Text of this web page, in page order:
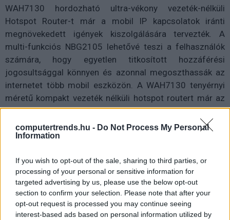
computertrends.hu - Do Not Process My Personal
Information
If you wish to opt-out of the sale, sharing to third parties, or
processing of your personal or sensitive information for
targeted advertising by us, please use the below opt-out
section to confirm your selection. Please note that after your
opt-out request is processed you may continue seeing
interest-based ads based on personal information utilized by
WAH7130 hordozható ultra-vékony vezeték-nélküli
Hotspot Router-t már a mobil IP kapcsolatok iránti
megnövekedett igények kiszolgálására tervezték. A
multi-funkciós NBG2105 lehetővé teszi a felhasználók
számára, hogy egyetlen titkosított hozzáférési
jogosultsággal könnyen és azonnal megoszthassák az
internetet több mobil eszközön. A WAH7130 tenyérnyi
méretű kompakt vezeték nélküli hotspot routert már az
úttörő 4G LTE technológiával fejlesztették ki. A NSA300
Cloud Media Server család funkciói nem csak otthoni
média könyvtárt (hatalmas kapacitású, adat / audio /
integrációs mobilalkalmazást is kínálnak, ezzel távoli
hozzáférést és HD média fájlok szabad megosztását
biztosítva a felhasználók számára.